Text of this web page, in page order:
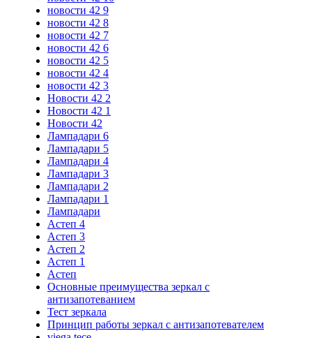
новости 42 9
новости 42 8
новости 42 7
новости 42 6
новости 42 5
новости 42 4
новости 42 3
Новости 42 2
Новости 42 1
Новости 42
Лампадари 6
Лампадари 5
Лампадари 4
Лампадари 3
Лампадари 2
Лампадари 1
Лампадари
Астеп 4
Астеп 3
Астеп 2
Астеп 1
Астеп
Основные преимущества зеркал с
антизапотеванием
Тест зеркала
Принцип работы зеркал с антизапотевателем